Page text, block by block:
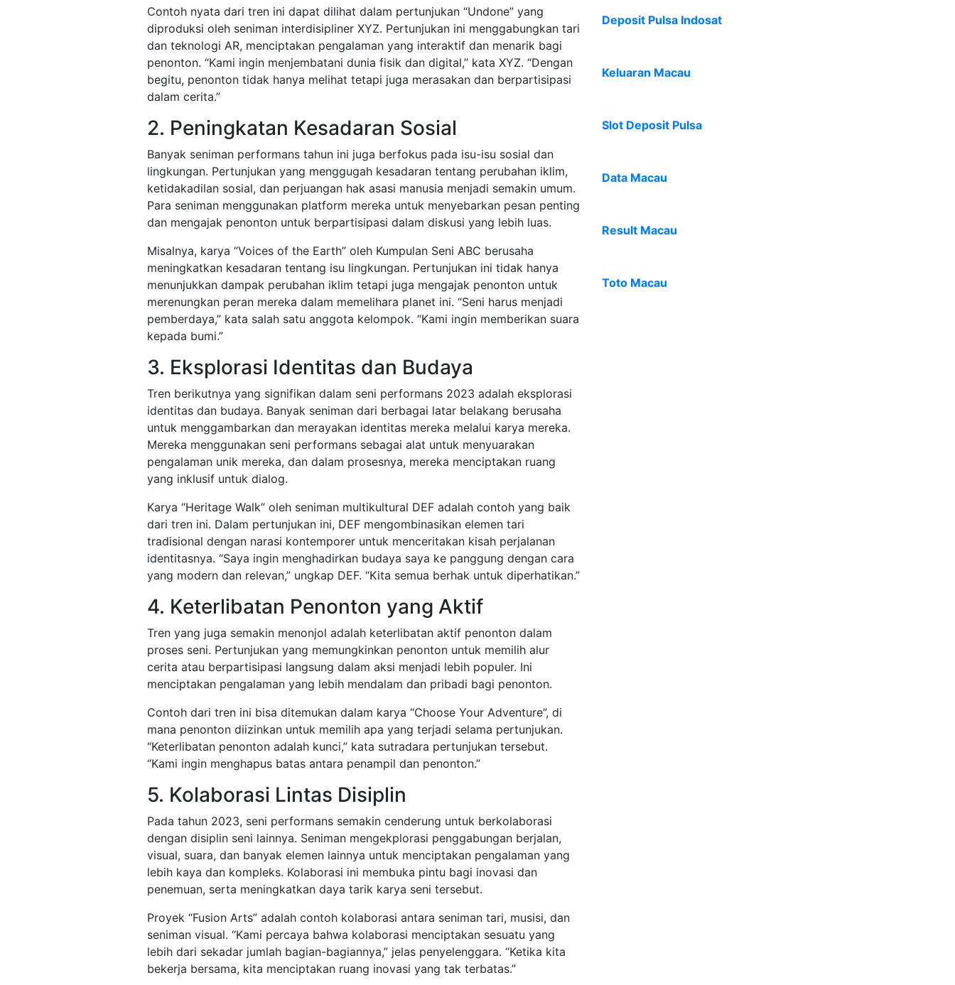
Contoh nyata dari tren ini dapat dilihat dalam pertunjukan “Undone” yang
diproduksi oleh seniman interdisipliner XYZ. Pertunjukan ini menggabungkan tari
dan teknologi AR, menciptakan pengalaman yang interaktif dan menarik bagi
penonton. “Kami ingin menjembatani dunia fisik dan digital,” kata XYZ. “Dengan
begitu, penonton tidak hanya melihat tetapi juga merasakan dan berpartisipasi
dalam cerita.”
2. Peningkatan Kesadaran Sosial
Banyak seniman performans tahun ini juga berfokus pada isu-isu sosial dan
lingkungan. Pertunjukan yang menggugah kesadaran tentang perubahan iklim,
ketidakadilan sosial, dan perjuangan hak asasi manusia menjadi semakin umum.
Para seniman menggunakan platform mereka untuk menyebarkan pesan penting
dan mengajak penonton untuk berpartisipasi dalam diskusi yang lebih luas.
Misalnya, karya “Voices of the Earth” oleh Kumpulan Seni ABC berusaha
meningkatkan kesadaran tentang isu lingkungan. Pertunjukan ini tidak hanya
menunjukkan dampak perubahan iklim tetapi juga mengajak penonton untuk
merenungkan peran mereka dalam memelihara planet ini. “Seni harus menjadi
pemberdaya,” kata salah satu anggota kelompok. “Kami ingin memberikan suara
kepada bumi.”
3. Eksplorasi Identitas dan Budaya
Tren berikutnya yang signifikan dalam seni performans 2023 adalah eksplorasi
identitas dan budaya. Banyak seniman dari berbagai latar belakang berusaha
untuk menggambarkan dan merayakan identitas mereka melalui karya mereka.
Mereka menggunakan seni performans sebagai alat untuk menyuarakan
pengalaman unik mereka, dan dalam prosesnya, mereka menciptakan ruang
yang inklusif untuk dialog.
Karya “Heritage Walk” oleh seniman multikultural DEF adalah contoh yang baik
dari tren ini. Dalam pertunjukan ini, DEF mengombinasikan elemen tari
tradisional dengan narasi kontemporer untuk menceritakan kisah perjalanan
identitasnya. “Saya ingin menghadirkan budaya saya ke panggung dengan cara
yang modern dan relevan,” ungkap DEF. “Kita semua berhak untuk diperhatikan.”
4. Keterlibatan Penonton yang Aktif
Tren yang juga semakin menonjol adalah keterlibatan aktif penonton dalam
proses seni. Pertunjukan yang memungkinkan penonton untuk memilih alur
cerita atau berpartisipasi langsung dalam aksi menjadi lebih populer. Ini
menciptakan pengalaman yang lebih mendalam dan pribadi bagi penonton.
Contoh dari tren ini bisa ditemukan dalam karya “Choose Your Adventure”, di
mana penonton diizinkan untuk memilih apa yang terjadi selama pertunjukan.
“Keterlibatan penonton adalah kunci,” kata sutradara pertunjukan tersebut.
“Kami ingin menghapus batas antara penampil dan penonton.”
5. Kolaborasi Lintas Disiplin
Pada tahun 2023, seni performans semakin cenderung untuk berkolaborasi
dengan disiplin seni lainnya. Seniman mengekplorasi penggabungan berjalan,
visual, suara, dan banyak elemen lainnya untuk menciptakan pengalaman yang
lebih kaya dan kompleks. Kolaborasi ini membuka pintu bagi inovasi dan
penemuan, serta meningkatkan daya tarik karya seni tersebut.
Proyek “Fusion Arts” adalah contoh kolaborasi antara seniman tari, musisi, dan
seniman visual. “Kami percaya bahwa kolaborasi menciptakan sesuatu yang
lebih dari sekadar jumlah bagian-bagiannya,” jelas penyelenggara. “Ketika kita
bekerja bersama, kita menciptakan ruang inovasi yang tak terbatas.”
Deposit Pulsa Indosat
Keluaran Macau
Slot Deposit Pulsa
Data Macau
Result Macau
Toto Macau